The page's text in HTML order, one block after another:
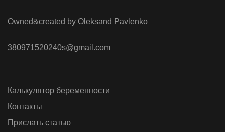
Owned&created by Oleksand Pavlenko
380971520240s@gmail.com
Калькулятор беременности
Контакты
Прислать статью